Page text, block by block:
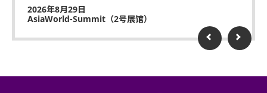
迟到者或被安排于适当时候方可进场，惟不能保证迟
2026年8月29日
AsiaWorld-Summit（2号展馆）